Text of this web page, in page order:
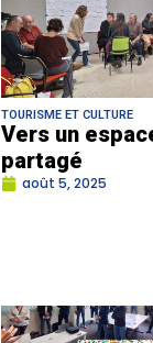
TOURISME ET CULTURE
Vers un
partagé
août 5, 2025